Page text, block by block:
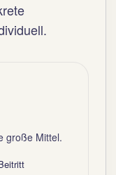
große Mittel.